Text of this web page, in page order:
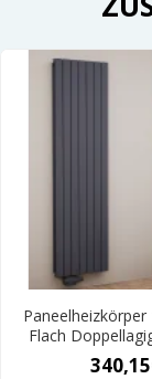
Paneelheizkörper
Flach